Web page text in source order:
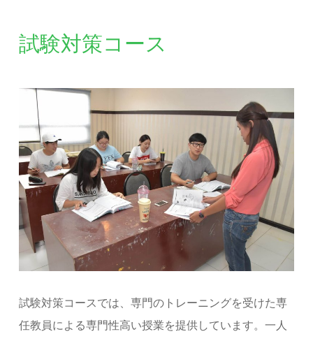
試験対策コース
試験対策コースでは、専門のトレーニングを受けた専
任教員による専門性高い授業を提供しています。一人